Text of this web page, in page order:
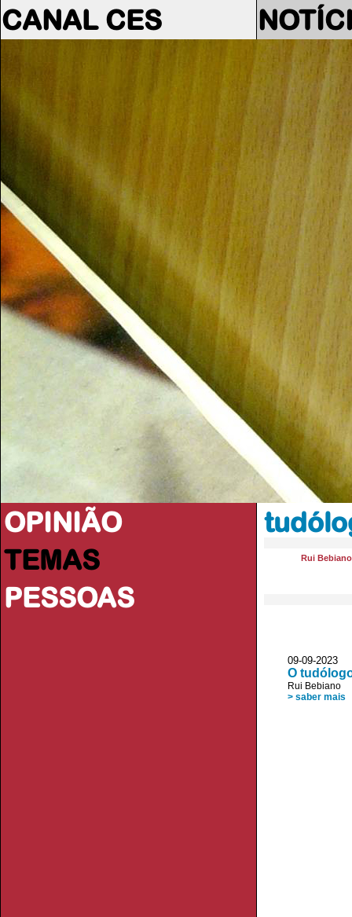
CANAL CES
OPINIÃO
TEMAS
PESSOAS
Rui Bebiano
09-09-
O
Rui Bebiano
> saber mais